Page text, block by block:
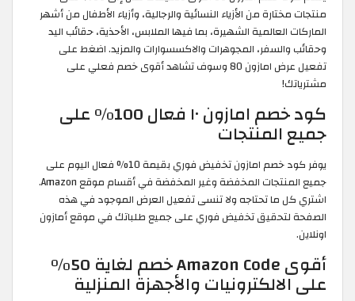
منتجات مختارة من الأزياء النسائية والرجالية، وأزياء الأطفال من أشهر
الماركات العالمية الشهيرة، بما فيها الملابس، الأحذية، حقائب اليد
وحقائب والسفر، المجوهرات والاكسسوارات والمزيد. اضغط على
تفعيل عرض امازون 80 وسوف تشاهد أقوى خصم فعلي على
مشترياتك!
كود خصم امازون ١٠ فعال 100% على
جميع المنتجات
يوفر كود خصم امازون تخفيض فوري بقيمة 10% فعال اليوم على
جميع المنتجات المخفضة وغير المخفضة في أقسام موقع Amazon.
اشتري كل ما تحتاجه ولا تنسى تفعيل العرض الموجود في هذه
الصفحة لتحقيق تخفيض فوري على جميع طلباتك في موقع أمازون
اونلاين.
أقوى Amazon Code خصم لغاية 50%
على الالكترونيات والأجهزة المنزلية